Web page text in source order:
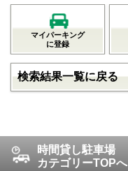
マイパーキング
に登録
検索結果一覧に戻る
時間貸し駐車場
カテゴリーTOPへ